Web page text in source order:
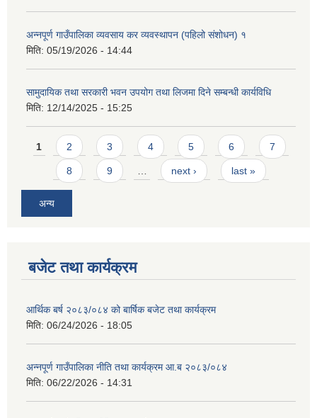
अन्नपूर्ण गाउँपालिका व्यवसाय कर व्यवस्थापन (पहिलो संशोधन) १
मिति: 05/19/2026 - 14:44
सामुदायिक तथा सरकारी भवन उपयोग तथा लिजमा दिने सम्बन्धी कार्यविधि
मिति: 12/14/2025 - 15:25
Pages
1 2 3 4 5 6 7
8 9 next › last »
अन्य
बजेट तथा कार्यक्रम
आर्थिक बर्ष २०८३/०८४ को बार्षिक बजेट तथा कार्यक्रम
मिति: 06/24/2026 - 18:05
अन्नपूर्ण गाउँपालिका नीति तथा कार्यक्रम आ.ब २०८३/०८४
मिति: 06/22/2026 - 14:31